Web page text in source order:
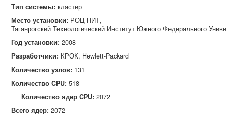
Тип системы: кластер
Место установки: РОЦ НИТ,
Таганрогский Технологический Институт Южного Федерального
Год установки: 2008
Разработчики: КРОК, Hewlett‑Packard
Количество узлов: 131
Количество CPU: 518
Количество ядер CPU: 2072
Всего ядер: 2072